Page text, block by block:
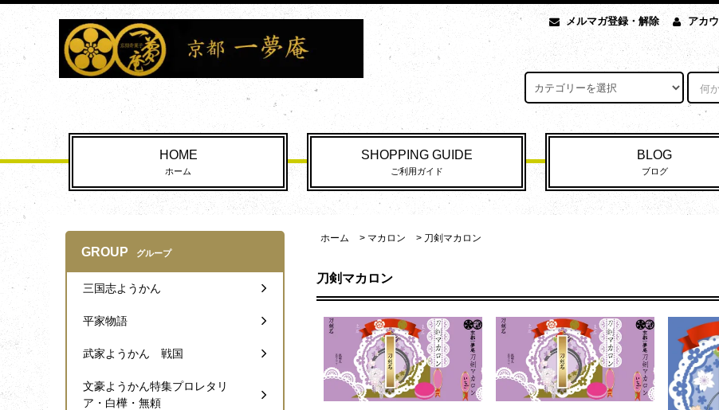
メルマガ登録・解除 アカ
HOME
ホーム
SHOPPING GUIDE
ご利用ガイド
BLOG
ブログ
ホーム > マカロン > 刀剣マカロン
刀剣マカロン
GROUP グループ
三国志ようかん
平家物語
武家ようかん 戦国
文豪ようかん特集プロレタリ
ア・白樺・無頼